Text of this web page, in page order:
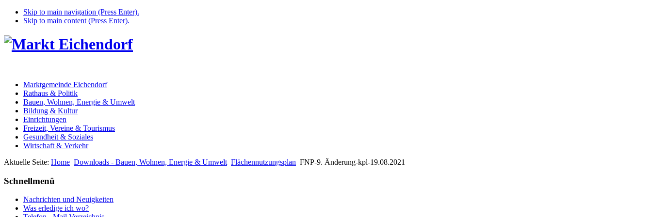
Skip to main navigation (Press Enter).
Skip to main content (Press Enter).
Marktgemeinde Eichendorf
Rathaus & Politik
Bauen, Wohnen, Energie & Umwelt
Bildung & Kultur
Einrichtungen
Freizeit, Vereine & Tourismus
Gesundheit & Soziales
Wirtschaft & Verkehr
Aktuelle Seite: Home Downloads - Bauen, Wohnen, Energie & Umwelt Flächennutzungsplan FNP-9. Änderung-kpl-19.08.2021
Schnellmenü
Nachrichten und Neuigkeiten
Was erledige ich wo?